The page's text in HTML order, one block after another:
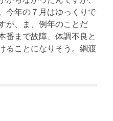
今年の７月はゆっくりで
が、ま、例年のことだ
番まで故障、体調不良と
ることになりそう。綱渡